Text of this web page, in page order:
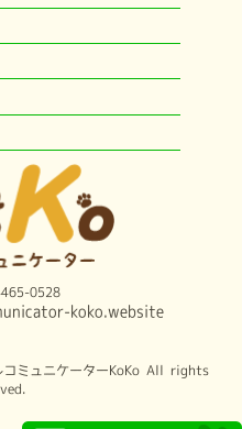
0528
koko.website
ミュニケーターKoKo All rights